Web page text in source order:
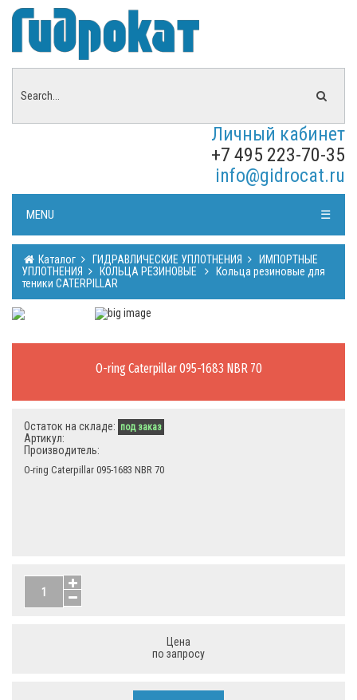
Личный кабинет
+7 495 223-70-35
info@gidrocat.ru
MENU ☰
Каталог ГИДРАВЛИЧЕСКИЕ УПЛОТНЕНИЯ
ИМПОРТНЫЕ
УПЛОТНЕНИЯ
КОЛЬЦА РЕЗИНОВЫЕ
Кольца резиновые для
теники CATERPILLAR
O-ring Caterpillar 095-1683 NBR 70
Остаток на складе: под заказ
Артикул:
Производитель:
O-ring Caterpillar 095-1683 NBR 70
Цена
по запросу